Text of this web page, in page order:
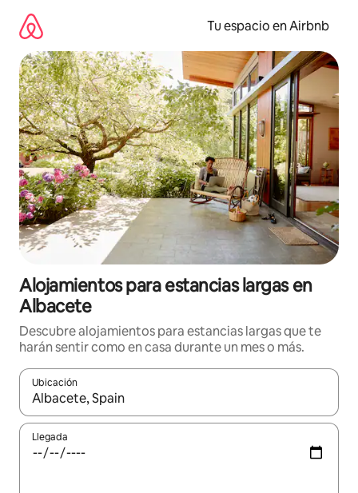
contenido
Tu espacio en Airbnb
Alojamientos para estancias largas en
Albacete
Descubre alojamientos para estancias largas que te
harán sentir como en casa durante un mes o más.
Ubicación
Cuando los resultados estén disponibles, podrás navegar
Llegada